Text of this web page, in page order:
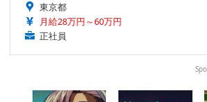
東京都
月給28万円～60万円
正社員